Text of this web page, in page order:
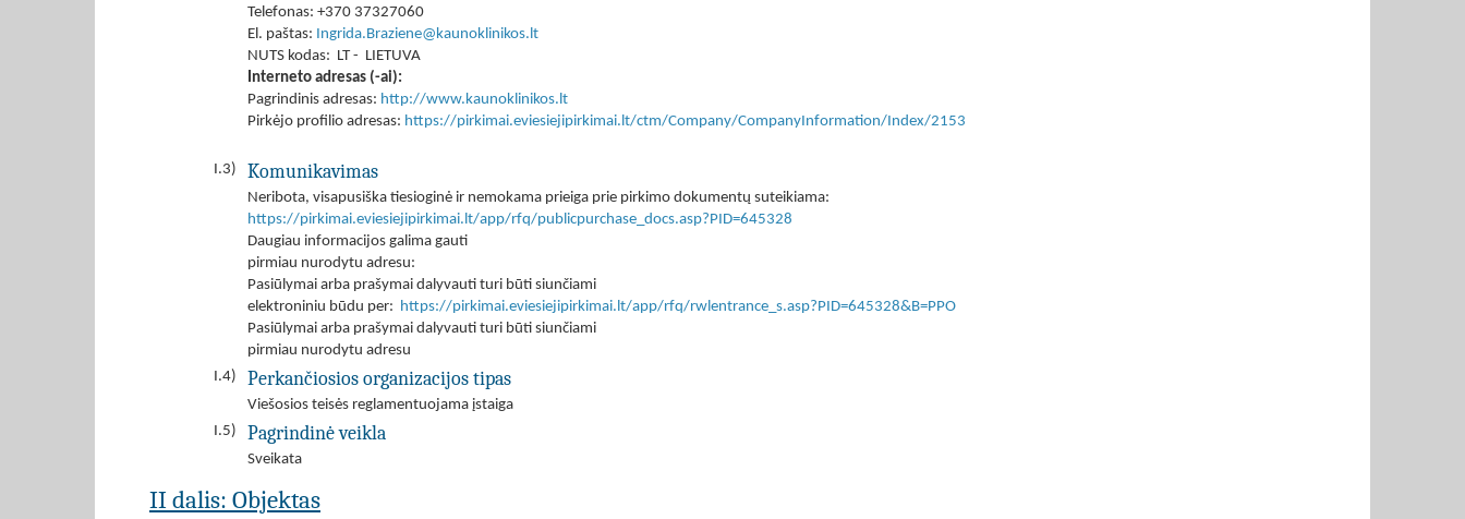
Telefonas: +370 37327060
El. paštas: Ingrida.Braziene@kaunoklinikos.lt
NUTS kodas: LT - LIETUVA
Interneto adresas (-ai):
Pagrindinis adresas: http://www.kaunoklinikos.lt
Pirkėjo profilio adresas: https://pirkimai.eviesiejipirkimai.lt/ctm/Company/CompanyInformation/Index/2153
I.3) Komunikavimas
Neribota, visapusiška tiesioginė ir nemokama prieiga prie pirkimo dokumentų suteikiama:
https://pirkimai.eviesiejipirkimai.lt/app/rfq/publicpurchase_docs.asp?PID=645328
Daugiau informacijos galima gauti
pirmiau nurodytu adresu:
Pasiūlymai arba prašymai dalyvauti turi būti siunčiami
elektroniniu būdu per: https://pirkimai.eviesiejipirkimai.lt/app/rfq/rwlentrance_s.asp?PID=645328&B=PPO
Pasiūlymai arba prašymai dalyvauti turi būti siunčiami
pirmiau nurodytu adresu
I.4)
Perkančiosios organizacijos tipas
Viešosios teisės reglamentuojama įstaiga
I.5)
Pagrindinė veikla
Sveikata
II dalis: Objektas